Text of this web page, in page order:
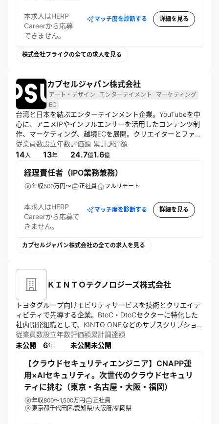
本求人はHERP
Careerから応募
できません。
マッチ度を診断する 詳細を見る
株式会社フライクの全ての求人を見る
カプセルジャパン株式会社
アート・デザイン エンターテイメント
マーケティング
EC
台湾と日本を結ぶエンターテインメント企業。YouTubeを中
心に、アニメIPやインフルエンサーを活用したコンテンツ制
作、マーケティング、越境ECを展開。クリエイターとファン
を繋ぐプラットフォームを構築し、多言語でのグローバル展
開を図る。オンライン・オフラインを融合させた新たなビジ
従業員数
14人
設立年数
13年
評価額
24.7億
累計調達額
1.6億
経理責任者（IPO業務兼務）
年収500万円～ 正社員 フルリモート
本求人はHERP
Careerから応募で
きません。
マッチ度を診断する 詳細を見る
カプセルジャパン株式会社の全ての求人を見る
ＫＩＮＴＯテクノロジーズ株式会社
トヨタグループ向けモビリティサービスを技術とクリエイテ
ィビティで先導する企業。BtoC・DtoCセクターに特化した
社内開発組織として、KINTO ONEなどのサブスクリプショ
ンサービスを開発・運営。顧客視点での開発と強いオーナー
従業員数
未公開
設立年数
6年
評価額
未公開
累計調達額
未公開
【クラウドセキュリティエンジニア】CNAPP運
用×AIセキュリティ。次世代のクラウドセキュリ
ティに挑む（東京・名古屋・大阪・福岡）
年収800～1,500万円
正社員
東京都千代田区/愛知県/大阪府/福岡県